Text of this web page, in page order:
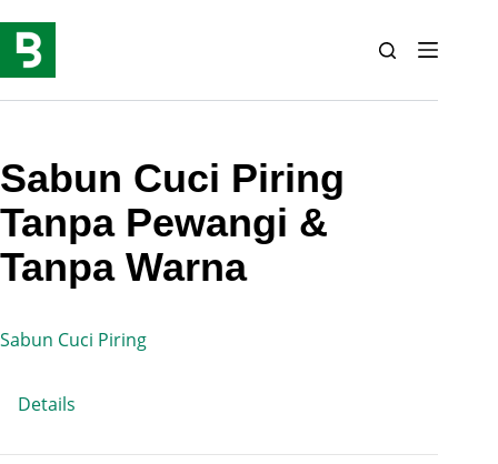
content
Sabun Cuci Piring
Tanpa Pewangi &
Tanpa Warna
Sabun Cuci Piring
Details